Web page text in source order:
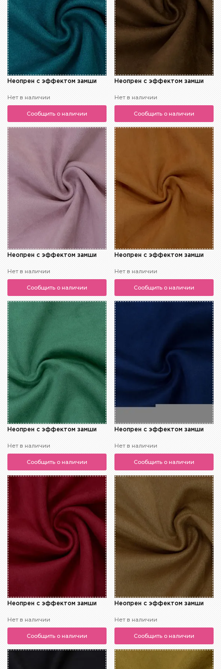
Неопрен с эффектом замши
Нет в наличии
Сообщить о наличии
Неопрен с эффектом замши
Нет в наличии
Сообщить о наличии
Неопрен с эффектом замши
Нет в наличии
Сообщить о наличии
Неопрен с эффектом замши
Нет в наличии
Сообщить о наличии
Неопрен с эффектом замши
Нет в наличии
Сообщить о наличии
Неопрен с эффектом замши
Нет в наличии
Сообщить о наличии
Неопрен с эффектом замши
Нет в наличии
Сообщить о наличии
Неопрен с эффектом замши
Нет в наличии
Сообщить о наличии